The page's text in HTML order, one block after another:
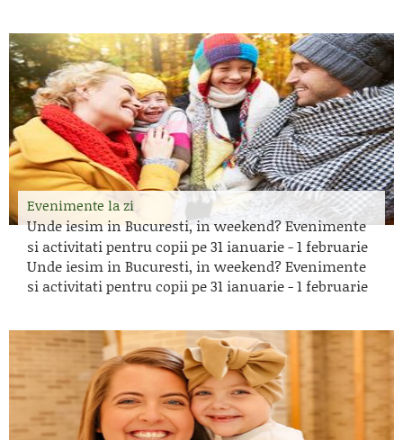
Evenimente la zi
Unde iesim in Bucuresti, in weekend? Evenimente
si activitati pentru copii pe 31 ianuarie - 1 februarie
Unde iesim in Bucuresti, in weekend? Evenimente
si activitati pentru copii pe 31 ianuarie - 1 februarie